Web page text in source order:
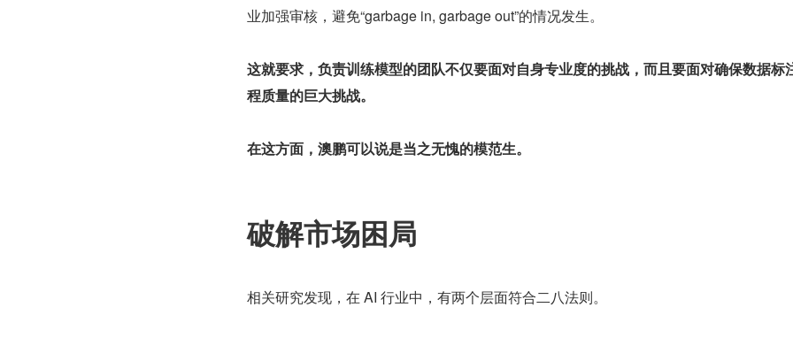
业加强审核，避免“garbage in, garbage out”的情况发生。
这就要求，负责训练模型的团队不仅要面对自身专业度的挑战，而且要面对确保数据标
程质量的巨大挑战。
在这方面，澳鹏可以说是当之无愧的模范生。
破解市场困局
相关研究发现，在 AI 行业中，有两个层面符合二八法则。